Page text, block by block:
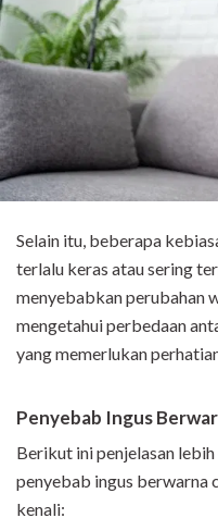
Selain itu, beberapa
terlalu keras atau sering
menyebabkan perubahan
mengetahui perbedaan
yang memerlukan
Penyebab Ingus
Berikut ini penjelasan
penyebab ingus berwarna
kenali: